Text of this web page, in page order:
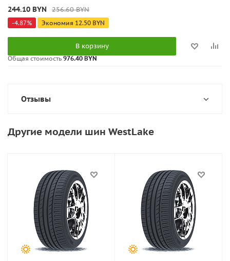
244.10 BYN 256.60BYN
-4.87% Экономия 12.50 BYN
В корзину
Общая стоимость976.40 BYN
Отзывы
Другие модели шин WestLake